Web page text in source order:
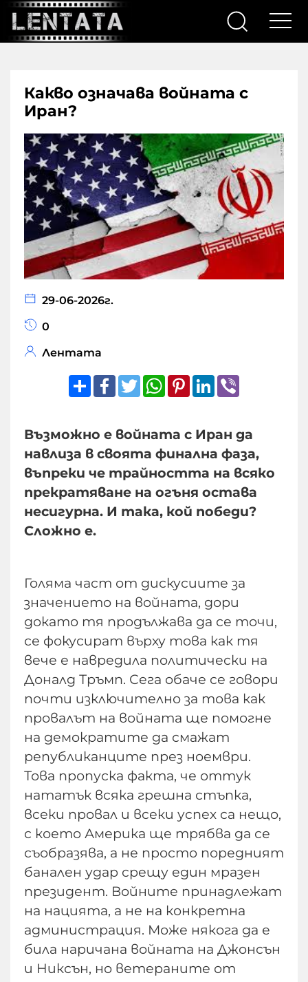
Какво oзначава войната с
Иран?
29-06-2026г.
0
Лентата
ShareFacebook
TwitterWhatsApp
Pinterest
LinkedIn
Възможно е войната с Иран да
навлиза в своята финална фаза,
въпреки че трайността на всяко
прекратяване на огъня остава
несигурна. И така, кой победи?
Сложно е.
Голяма част от дискусиите за
значението на войната, дори
докато тя продължава да се точи,
се фокусират върху това как тя
вече е навредила политически на
Доналд Тръмп. Сега обаче се говори
почти изключително за това как
провалът на войната ще помогне
на демократите да смажат
републиканците през ноември.
Това пропуска факта, че оттук
нататък всяка грешна стъпка,
всеки провал и всеки успех са нещо,
с което Америка ще трябва да се
съобразява, а не просто поредният
банален удар срещу един мразен
президент. Войните принадлежат
на нацията, а не на конкретна
администрация. Може някога да е
била наричана войната на Джонсън
и Никсън, но ветераните от